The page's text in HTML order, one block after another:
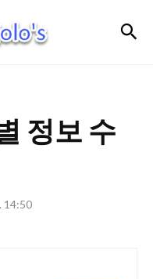
정보 수
14:50